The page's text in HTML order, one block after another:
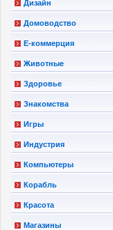
Дизайн
Домоводство
Е-коммерция
Животные
Здоровье
Знакомства
Игры
Индустрия
Компьютеры
Корабль
Красота
Магазины